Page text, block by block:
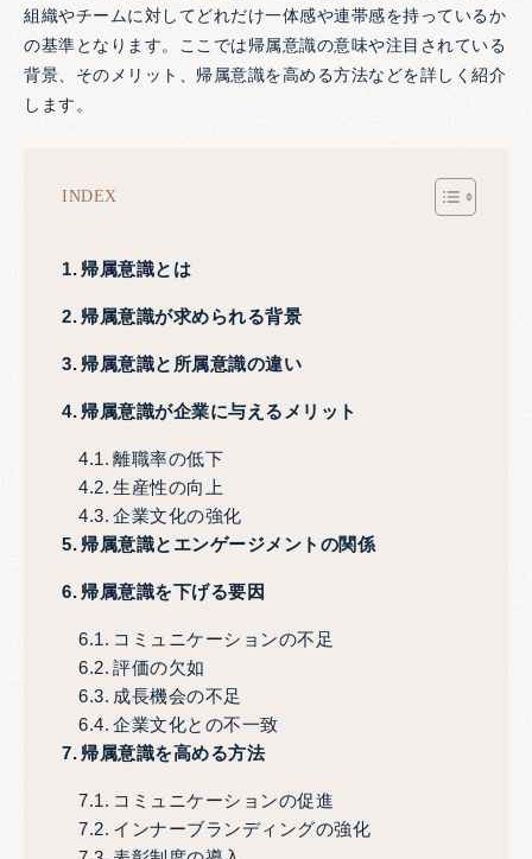
組織やチームに対してどれだけ一体感や連帯感を持っているか
の基準となります。ここでは帰属意識の意味や注目されている
背景、そのメリット、帰属意識を高める方法などを詳しく紹介
します。
INDEX
帰属意識とは
帰属意識が求められる背景
帰属意識と所属意識の違い
帰属意識が企業に与えるメリット
離職率の低下
生産性の向上
企業文化の強化
帰属意識とエンゲージメントの関係
帰属意識を下げる要因
コミュニケーションの不足
評価の欠如
成長機会の不足
企業文化との不一致
帰属意識を高める方法
コミュニケーションの促進
インナーブランディングの強化